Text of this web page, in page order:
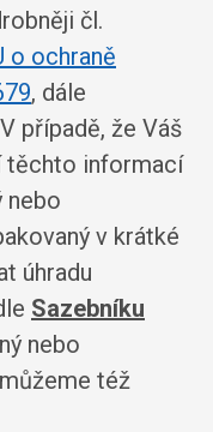
čl.
o ochraně
, dále
případě, že Váš
těchto informací
nebo
v krátké
úhradu
Sazebníku
nebo
též